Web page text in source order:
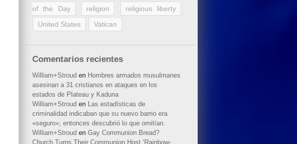
of the Day
religion
religious liberty
United States
Vatican
Comentarios recientes
William+Stroud en Hombres armados musulmanes
asesinan a 31 cristianos en ataques en los
estados de Plateau y Kaduna
William+Stroud en Las estadísticas de
criminalidad indicaban que su nuevo barrio era
«seguro»; entonces descubrió lo que omitían.
William+Stroud en Gay Communion Bread?
Church Turns Their Communion Host ‘Rainbow-